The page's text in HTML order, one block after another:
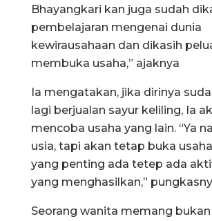
Bhayangkari kan juga sudah
pembelajaran mengenai dunia
kewirausahaan dan dikasih
membuka usaha,” ajaknya
Ia mengatakan, jika dirinya
lagi berjualan sayur keliling, Ia
mencoba usaha yang lain. “Ya
usia, tapi akan tetap buka
yang penting ada tetep ada
yang menghasilkan,”
Seorang wanita memang